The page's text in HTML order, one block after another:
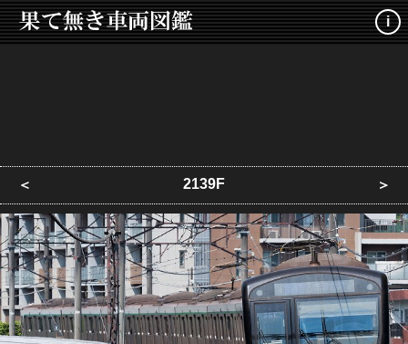
i
＜ 2139F ＞